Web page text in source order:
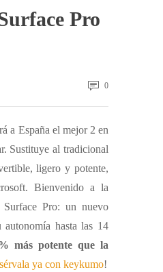
Pro
0
a España el mejor 2 en
Sustituye al tradicional
ligero y potente,
Bienvenido a la
Surface Pro: un nuevo
autonomía hasta las 14
más potente que la
ya con keykumo!